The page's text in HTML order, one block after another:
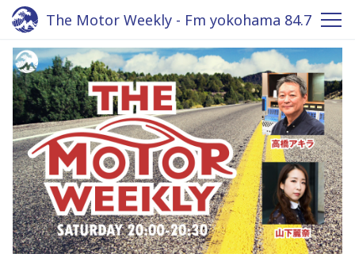
The Motor Weekly - Fm yokohama 84.7